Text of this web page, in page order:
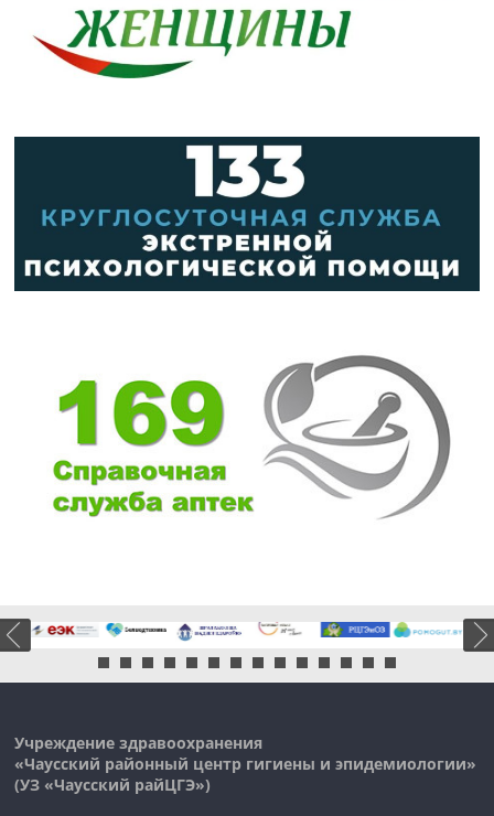
Учреждение здравоохранения
«Чаусский районный центр гигиены и эпидемиологии»
(УЗ «Чаусский райЦГЭ»)